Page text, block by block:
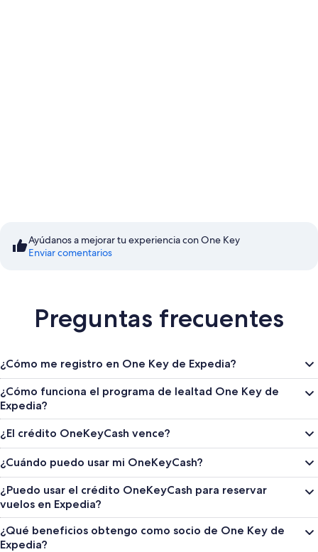
Precios para socios
Ayúdanos a mejorar tu experiencia con One Key
Enviar comentarios
Preguntas frecuentes
¿Cómo me registro en One Key de Expedia?
¿Cómo funciona el programa de lealtad One Key de
Expedia?
¿El crédito OneKeyCash vence?
¿Cuándo puedo usar mi OneKeyCash?
¿Puedo usar el crédito OneKeyCash para reservar
vuelos en Expedia?
¿Qué beneficios obtengo como socio de One Key de
Expedia?